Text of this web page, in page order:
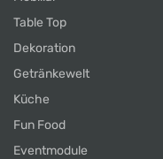
Table Top
Dekoration
Getränkewelt
Küche
Fun Food
Eventmodule